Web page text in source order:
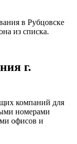
в Рубцовске
из списка.
г.
компаний для
номерами
офисов и